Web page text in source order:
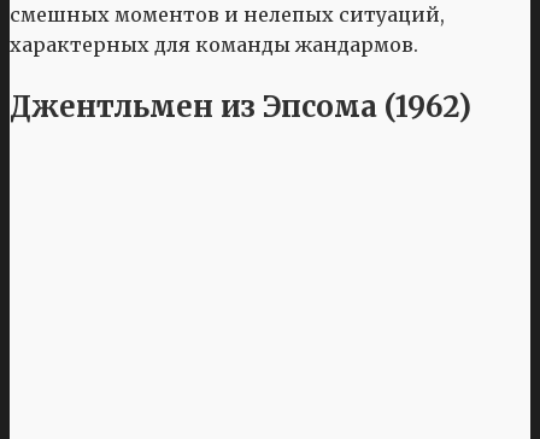
смешных моментов и нелепых ситуаций,
характерных для команды жандармов.
Джентльмен из Эпсома (1962)